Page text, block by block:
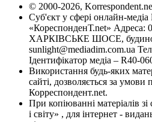
© 2000-2026,
Суб'єкт у сфері онлайн-
«КореспонденТ.net» Адреса:
ХАРКІВСЬКЕ ШОСЕ,
sunlight@mediadim.com.ua
Ідентифікатор медіа – R40-
Використання будь-яких
сайті, дозволяється за умови
Корреспондент.net.
При копіюванні матеріалів
і світу» , для інтернет -